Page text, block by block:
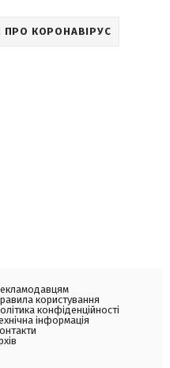
ПРО КОРОНАВІРУС
користування
конфіденційності
інформація